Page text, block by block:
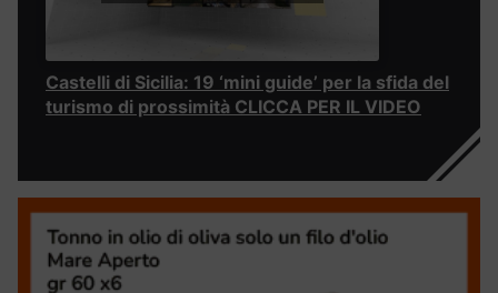
Castelli di Sicilia: 19 ‘mini guide’ per la sfida del
turismo di prossimità CLICCA PER IL VIDEO